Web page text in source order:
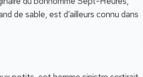
de sable, est d’ailleurs connu dans